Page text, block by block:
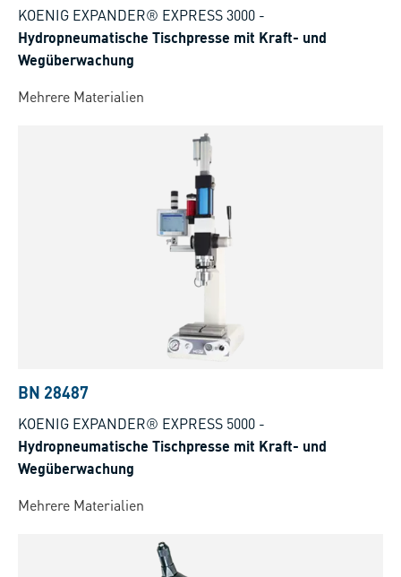
KOENIG EXPANDER® EXPRESS 3000 -
Hydropneumatische Tischpresse mit Kraft- und
Wegüberwachung
Mehrere Materialien
BN 28487
KOENIG EXPANDER® EXPRESS 5000 -
Hydropneumatische Tischpresse mit Kraft- und
Wegüberwachung
Mehrere Materialien